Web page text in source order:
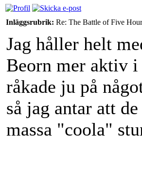
Inläggsrubrik: Re: The Battle of Five
Jag håller helt
Beorn mer aktiv i
råkade ju på
så jag antar att
massa "coola"